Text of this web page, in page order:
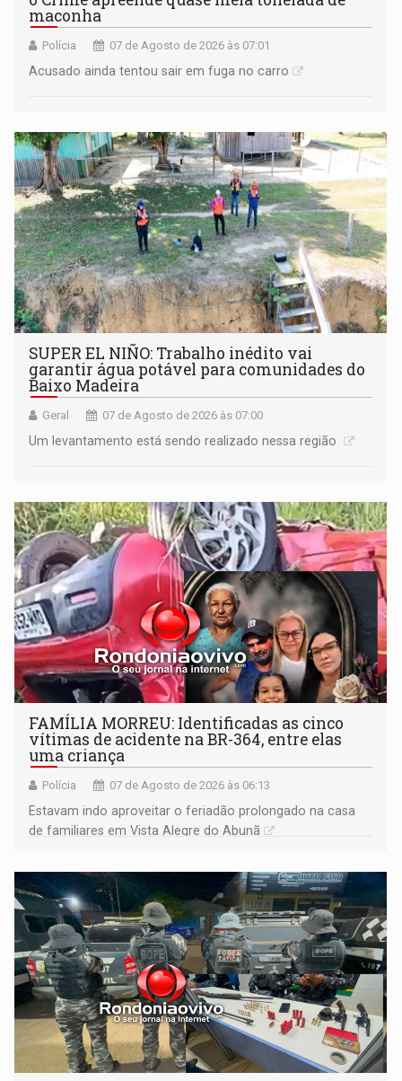
maconha
Polícia 07 de Agosto de 2026 às 07:01
Acusado ainda tentou sair em fuga no carro
SUPER EL NIÑO: Trabalho inédito vai
garantir água potável para comunidades do
Baixo Madeira
Geral 07 de Agosto de 2026 às 07:00
Um levantamento está sendo realizado nessa região
FAMÍLIA MORREU: Identificadas as cinco
vítimas de acidente na BR-364, entre elas
uma criança
Polícia 07 de Agosto de 2026 às 06:13
Estavam indo aproveitar o feriadão prolongado na casa
de familiares em Vista Alegre do Abunã